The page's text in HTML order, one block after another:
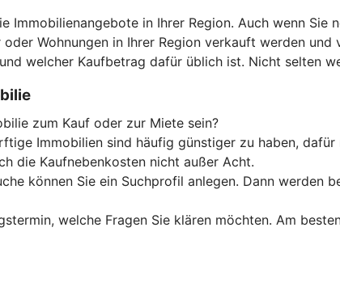
Immobilienangebote in Ihrer Region. Auch wenn Sie
Wohnungen in Ihrer Region verkauft werden
welcher Kaufbetrag dafür üblich ist. Nicht selten
zum Kauf oder zur Miete sein?
Immobilien sind häufig günstiger zu haben,
die Kaufnebenkosten nicht außer Acht.
können Sie ein Suchprofil anlegen. Dann werden
welche Fragen Sie klären möchten. Am